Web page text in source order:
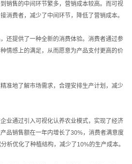
销售的中间环节繁多，营销成本较高。而可视
消费者，减少了中间环节，降低了营销成本。
还提供了一种全新的消费体验。消费者通过参
情感上的满足，从而愿意为产品支付更高的价
准地了解市场需求，合理安排生产计划，减少
业通过引入可视化认养农业模式，实现了经济
品销售额在一年内增长了30%，消费者满意度
析优化了种植结构，减少了10%的生产成本。